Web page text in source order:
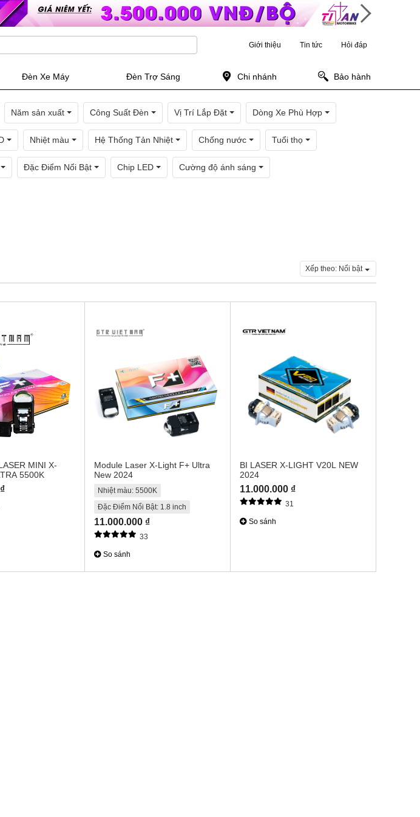
Giới thiệu Tin tức Hỏi đáp
Đèn Xe Máy Đèn Trợ Sáng Chi nhánh Bảo hành
Năm sản xuất Công Suất Đèn Vị Trí Lắp Đặt Dòng Xe Phù Hợp
Nhiệt màu Hệ Thống Tản Nhiệt Chống nước Tuổi thọ
Đặc Điểm Nổi Bật Chip LED Cường độ ánh sáng
Xếp theo: Nổi bật
MINI X-
5500K
Module Laser X-Light F+ Ultra
New 2024
Nhiệt màu: 5500K
Đặc Điểm Nổi Bật: 1.8 inch
11.000.000 ₫
33
So sánh
BI LASER X-LIGHT V20L NEW
2024
11.000.000 ₫
31
So sánh